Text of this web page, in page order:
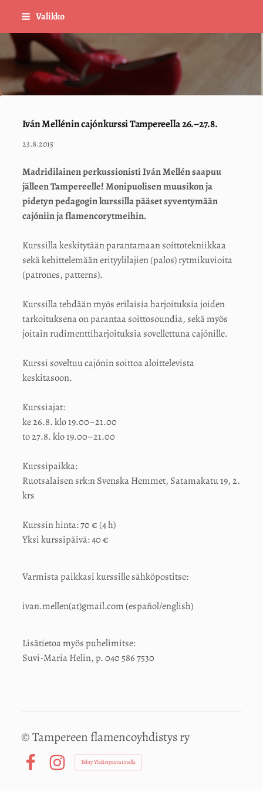
Siirry
sisältöön
Valikko
Sivuston etusivulle
Iván Mellénin cajónkurssi Tampereella 26.–27.8.
23.8.2015
Madridilainen perkussionisti Iván Mellén saapuu
jälleen Tampereelle! Monipuolisen muusikon ja
pidetyn pedagogin kurssilla pääset syventymään
cajóniin ja flamencorytmeihin.
Kurssilla keskitytään parantamaan soittotekniikkaa
sekä kehittelemään erityylilajien (palos) rytmikuvioita
(patrones, patterns).
Kurssilla tehdään myös erilaisia harjoituksia joiden
tarkoituksena on parantaa soittosoundia, sekä myös
joitain rudimenttiharjoituksia sovellettuna cajónille.
Kurssi soveltuu cajónin soittoa aloittelevista
keskitasoon.
Kurssiajat:
ke 26.8. klo 19.00–21.00
to 27.8. klo 19.00–21.00
Kurssipaikka:
Ruotsalaisen srk:n Svenska Hemmet, Satamakatu 19, 2.
krs
Kurssin hinta: 70 € (4 h)
Yksi kurssipäivä: 40 €
Varmista paikkasi kurssille sähköpostitse:
ivan.mellen(at)gmail.com (español/english)
Lisätietoa myös puhelimitse:
Suvi-Maria Helin, p. 040 586 7530
©Tampereen flamencoyhdistys ry
Tehty Yhdistysavaimella